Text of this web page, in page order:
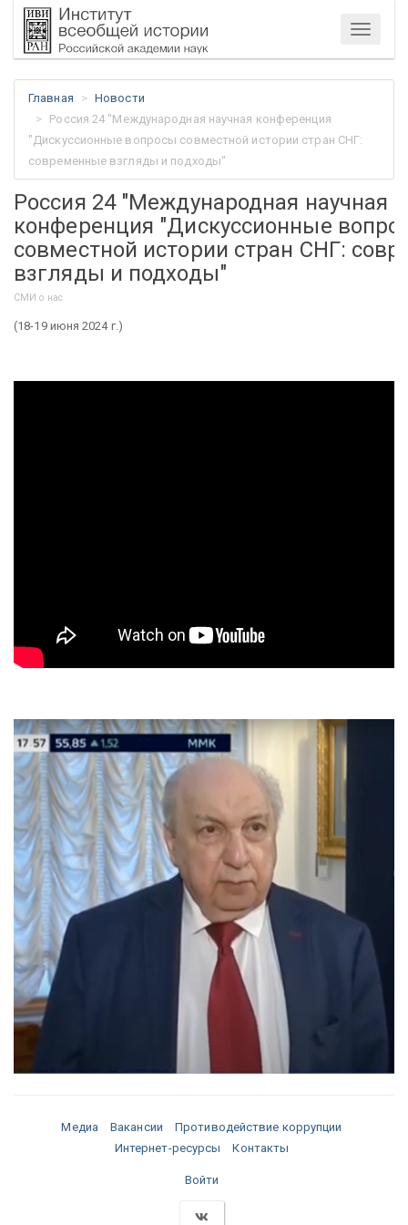
Меню
Главная
Новости
Россия 24 "Международная научная конференция
"Дискуссионные вопросы совместной истории стран СНГ:
современные взгляды и подходы"
Россия 24 "Международная научная
конференция "Дискуссионные
совместной истории стран СНГ:
взгляды и подходы"
СМИ о нас
(18-19 июня 2024 г.)
Медиа Вакансии
Противодействие коррупции
Интернет-ресурсы
Контакты
Войти